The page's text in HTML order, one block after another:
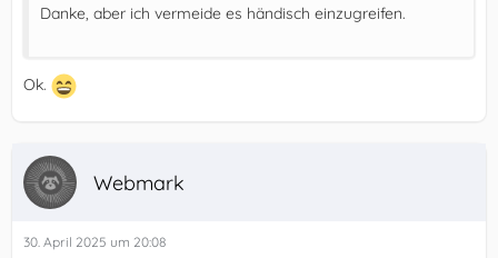
Danke, aber ich vermeide es händisch einzugreifen.
Ok.
Webmark
30. April 2025 um 20:08